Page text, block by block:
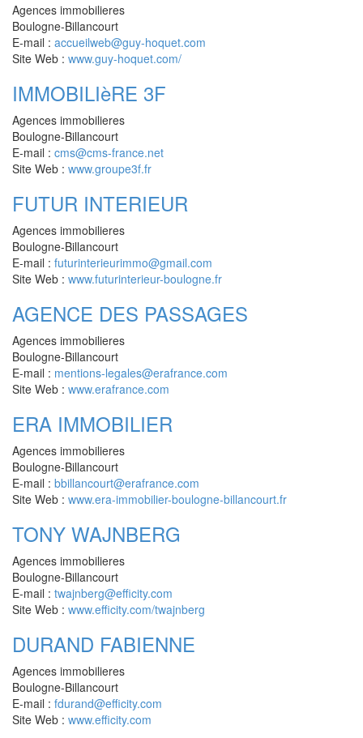
Agences immobilieres
Boulogne-Billancourt
E-mail : accueilweb@guy-hoquet.com
Site Web : www.guy-hoquet.com/
IMMOBILIèRE 3F
Agences immobilieres
Boulogne-Billancourt
E-mail : cms@cms-france.net
Site Web : www.groupe3f.fr
FUTUR INTERIEUR
Agences immobilieres
Boulogne-Billancourt
E-mail : futurinterieurimmo@gmail.com
Site Web : www.futurinterieur-boulogne.fr
AGENCE DES PASSAGES
Agences immobilieres
Boulogne-Billancourt
E-mail : mentions-legales@erafrance.com
Site Web : www.erafrance.com
ERA IMMOBILIER
Agences immobilieres
Boulogne-Billancourt
E-mail : bbillancourt@erafrance.com
Site Web : www.era-immobilier-boulogne-billancourt.fr
TONY WAJNBERG
Agences immobilieres
Boulogne-Billancourt
E-mail : twajnberg@efficity.com
Site Web : www.efficity.com/twajnberg
DURAND FABIENNE
Agences immobilieres
Boulogne-Billancourt
E-mail : fdurand@efficity.com
Site Web : www.efficity.com